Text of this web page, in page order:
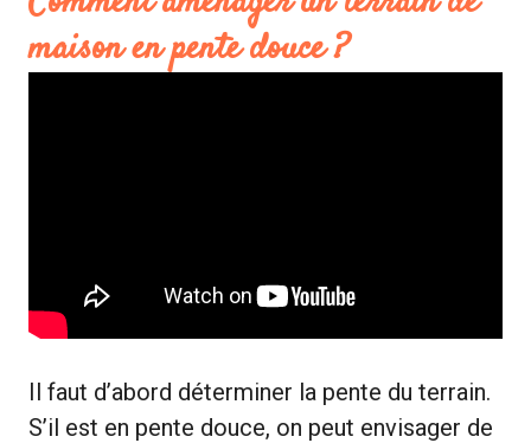
maison en pente douce ?
Il faut d’abord déterminer la pente du terrain.
S’il est en pente douce, on peut envisager de